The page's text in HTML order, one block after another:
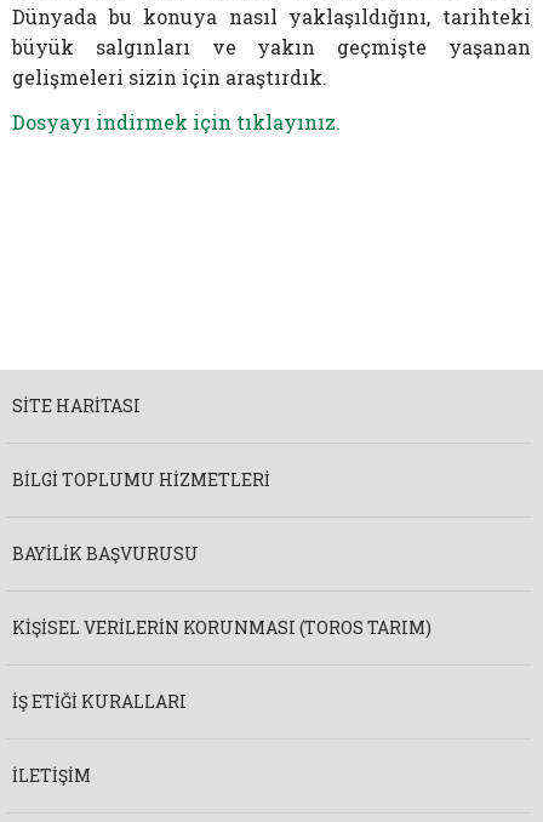
Dünyada bu konuya nasıl yaklaşıldığını, tarihteki
büyük salgınları ve yakın geçmişte yaşanan
gelişmeleri sizin için araştırdık.
​Dosyayı indirmek için tıklayınız.
SITE HARITASI
BILGI TOPLUMU HIZMETLERI
BAYILIK BAŞVURUSU
KIŞISEL VERILERIN KORUNMASI (TOROS TARIM)
İŞ ETIĞI KURALLARI
İLETIŞIM